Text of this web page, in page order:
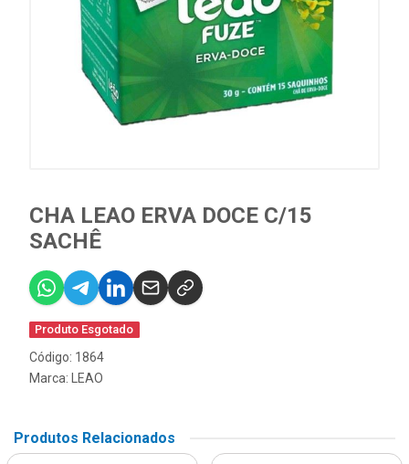
CHA LEAO ERVA DOCE C/15
SACHÊ
Produto Esgotado
Código: 1864
Marca:
LEAO
Produtos Relacionados